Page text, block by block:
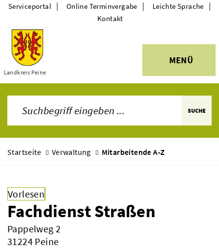
Themen
Landkreis Peine
MENÜ
Serviceportal | Online Terminvergabe | Leichte Sprache |
Kontakt
SUCHE
Startseite Verwaltung Mitarbeitende A-Z
Vorlesen
Fachdienst Straßen
Pappelweg 2
31224 Peine